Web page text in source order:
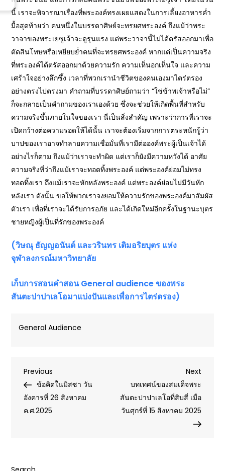
นี้ เราจะพิจารณาเรื่องที่พระองค์ทรงเผยแสดงในการเลี้ยงอาหารค่ำ
มื้อสุดท้ายว่า คนหนึ่งในบรรดาศิษย์จะทรยศพระองค์ ถึงแม้ว่าพระ
วาจาของพระเยซูเจ้าจะดูรุนแรง แต่พระวาจานี้ไม่ได้ตรัสออกมาเพื่อ
ตัดสินโทษหรือเหยียบย่ำคนที่จะทรยศพระองค์ หากแต่เป็นความจริง
ที่พระองค์ได้ตรัสออกมาด้วยความรัก ความเห็นอกเห็นใจ และความ
เศร้าใจอย่างลึกซึ้ง เวลาที่พวกเรานำชีวิตของคนเองมาไตร่ตรอง
อย่างตรงไปตรงมา คำถามที่บรรดาศิษย์ถามว่า “ใช่ข้าพเจ้าหรือไม่”
ก็จะกลายเป็นคำถามของเราเองด้วย ซึ่งจะช่วยให้เกิดพื้นที่สำหรับ
ความจริงขึ้นภายในใจของเรา นี่เป็นสิ่งสำคัญ เพราะว่าการที่เราจะ
เปิดกว้างต่อความรอดให้ได้นั้น เราจะต้องเริ่มจากการตระหนักรู้ว่า
บาปของเราอาจทำลายความเชื่อมั่นที่เรามีต่อองค์พระผู้เป็นเจ้าได้
อย่างไรก็ตาม ถึงแม้ว่าเราจะทำผิด แต่เราก็ยังมีความหวังได้ อาศัย
ความจริงที่ว่าถึงแม้เราจะทอดทิ้งพระองค์ แต่พระองค์ย่อมไม่ทรง
ทอดทิ้งเรา ถึงแม้เราจะหักหลังพระองค์ แต่พระองค์ย่อมไม่มีวันหัก
หลังเรา ดังนั้น ขอให้พวกเราจงยอมให้ความรักของพระองค์มาสัมผัส
ตัวเรา เพื่อที่เราจะได้รับการอภัย และได้เกิดใหม่อีกครั้งในฐานะบุตร
ชายหญิงผู้เป็นที่รักของพระองค์
(วิษณุ ธัญญอนันต์ และวรินทร เติมอริยบุตร แห่ง
จุฬาลงกรณ์มหาวิทยาลัย
เก็บการสอนคำสอนGeneral audience ของพระ
สันตะปาปาเลโอมาแบ่งปันและเพื่อการไตร่ตรอง)
General Audience
Post
navigation
Previous
Post
Previous
ข้อคิดในมิสซา วัน
อังคารที่ 26 สิงหาคม
ค.ศ.2025
Next
Post
Next
บทเทศน์ของสมเด็จพระ
สันตะปาปาเลโอที่สิบสี่ เมื่อ
วันศุกร์ที่ 15 สิงหาคม 2025